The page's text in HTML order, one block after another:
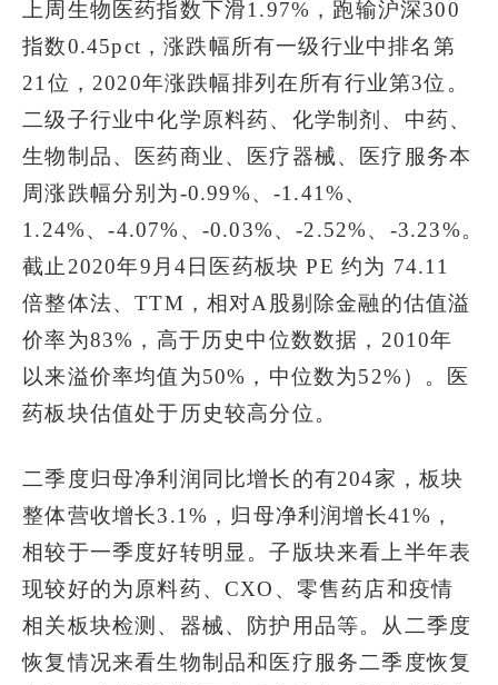
上周生物医药指数下滑1.97%，跑输沪深300
指数0.45pct，涨跌幅所有一级行业中排名第
21位，2020年涨跌幅排列在所有行业第3位。
二级子行业中化学原料药、化学制剂、中药、
生物制品、医药商业、医疗器械、医疗服务本
周涨跌幅分别为-0.99%、-1.41%、
1.24%、-4.07%、-0.03%、-2.52%、-3.23%。
截止2020年9月4日医药板块 PE 约为 74.11
倍整体法、TTM，相对A股剔除金融的估值溢
价率为83%，高于历史中位数数据，2010年
以来溢价率均值为50%，中位数为52%）。医
药板块估值处于历史较高分位。
二季度归母净利润同比增长的有204家，板块
整体营收增长3.1%，归母净利润增长41%，
相较于一季度好转明显。子版块来看上半年表
现较好的为原料药、CXO、零售药店和疫情
相关板块检测、器械、防护用品等。从二季度
恢复情况来看生物制品和医疗服务二季度恢复